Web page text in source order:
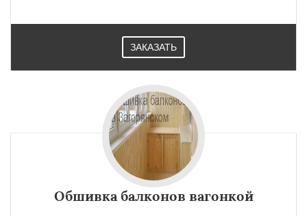
ЗАКАЗАТЬ
Обшивка балконов вагонкой